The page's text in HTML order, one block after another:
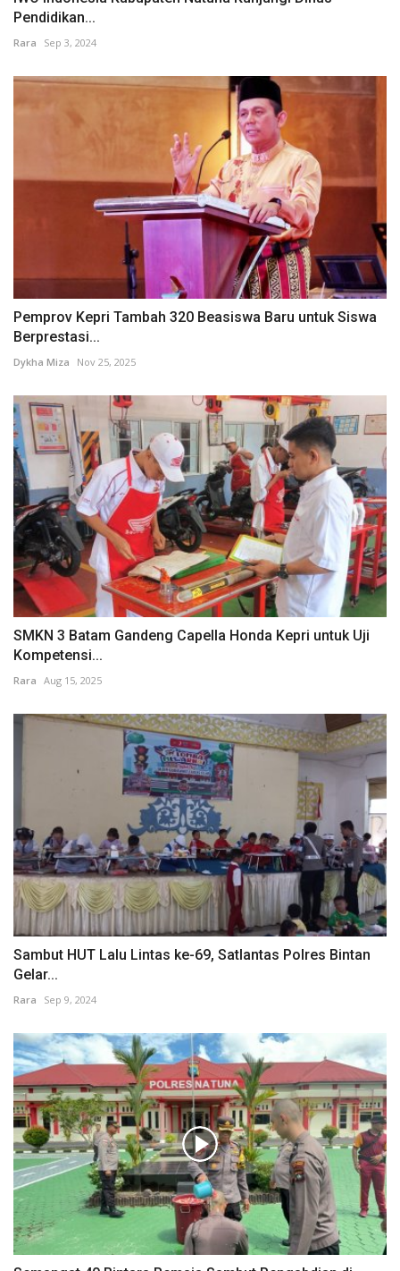
Pendidikan...
Rara Sep 3, 2024
Pemprov Kepri Tambah 320 Beasiswa Baru untuk Siswa
Berprestasi...
Dykha Miza Nov 25, 2025
SMKN 3 Batam Gandeng Capella Honda Kepri untuk Uji
Kompetensi...
Rara Aug 15, 2025
Sambut HUT Lalu Lintas ke-69, Satlantas Polres Bintan
Gelar...
Rara Sep 9, 2024